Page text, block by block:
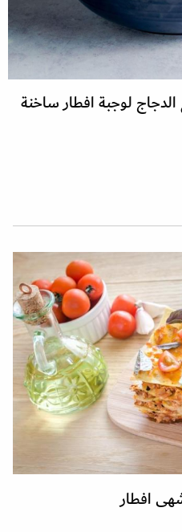
لوجبة افطار ساخنة
افطار